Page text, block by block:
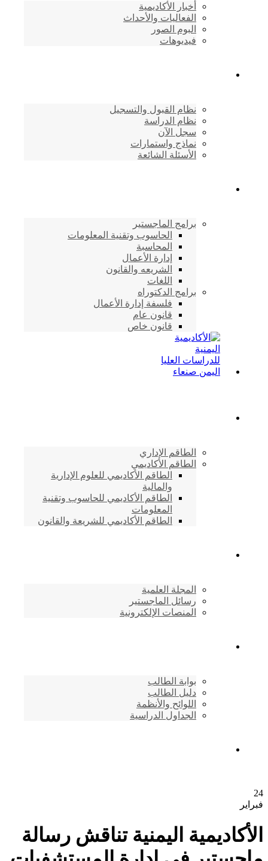
أخبار الأكاديمية
الفعاليات والأحداث
البوم الصور
فيديوهات
نظام القبول والتسجيل
نظام الدراسة
سجل الآن
نماذج واستمارات
الأسئلة الشائعة
برامج الماجستير
الحاسوب وتقنية المعلومات
المحاسبة
إدارة الأعمال
الشريعه والقانون
اللغات
برامج الدكتوراه
فلسفة إدارة الأعمال
قانون عام
قانون خاص
الطاقم الإداري
الطاقم الأكاديمي
الطاقم الأكاديمي للعلوم الإدارية
والمالية
الطاقم الأكاديمي للحاسوب وتقنية
المعلومات
الطاقم الأكاديمي للشريعة والقانون
المجلة العلمية
رسائل الماجستير
المنصات الإلكترونية
بوابة الطالب
دليل الطالب
اللوائح والأنظمة
الجداول الدراسية
24
فبراير
الأكاديمية اليمنية تناقش رسالة